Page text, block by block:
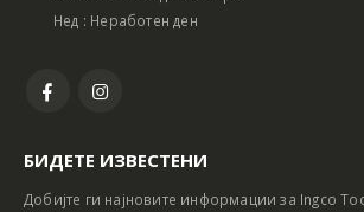
Нед : Неработен ден
БИДЕТЕ ИЗВЕСТЕНИ
Добијте ги најновите информации за Ingco